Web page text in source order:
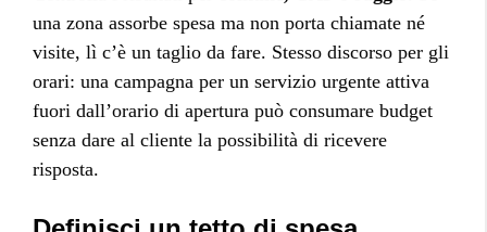
una zona assorbe spesa ma non porta chiamate né
visite, lì c’è un taglio da fare. Stesso discorso per gli
orari: una campagna per un servizio urgente attiva
fuori dall’orario di apertura può consumare budget
senza dare al cliente la possibilità di ricevere
risposta.